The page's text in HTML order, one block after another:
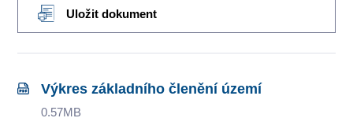
Uložit dokument
Výkres základního členění území
0.57MB